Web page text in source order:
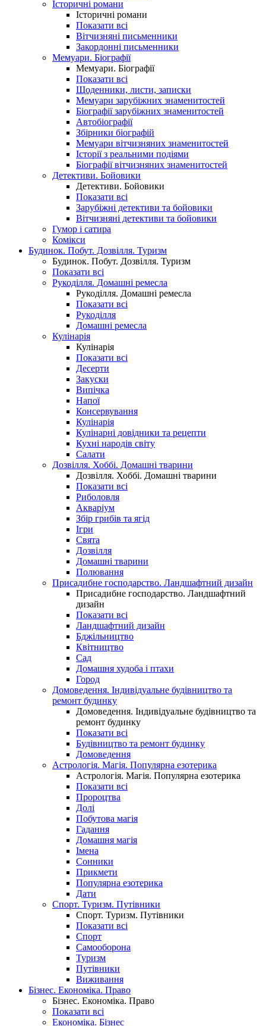
Історичні романи
Історичні романи
Показати всі
Вітчизняні письменники
Закордонні письменники
Мемуари. Біографії
Мемуари. Біографії
Показати всі
Щоденники, листи, записки
Мемуари зарубіжних знаменитостей
Біографії зарубіжних знаменитостей
Автобіографії
Збірники біографій
Мемуари вітчизняних знаменитостей
Історії з реальними подіями
Біографії вітчизняних знаменитостей
Детективи. Бойовики
Детективи. Бойовики
Показати всі
Зарубіжні детективи та бойовики
Вітчизняні детективи та бойовики
Гумор і сатира
Комікси
Будинок. Побут. Дозвілля. Туризм
Будинок. Побут. Дозвілля. Туризм
Показати всі
Рукоділля. Домашні ремесла
Рукоділля. Домашні ремесла
Показати всі
Рукоділля
Домашні ремесла
Кулінарія
Кулінарія
Показати всі
Десерти
Закуски
Випічка
Напої
Консервування
Кулінарія
Кулінарні довідники та рецепти
Кухні народів світу
Салати
Дозвілля. Хоббі. Домашні тварини
Дозвілля. Хоббі. Домашні тварини
Показати всі
Риболовля
Акваріум
Збір грибів та ягід
Ігри
Свята
Дозвілля
Домашні тварини
Полювання
Присадибне господарство. Ландшафтний дизайн
Присадибне господарство. Ландшафтний
дизайн
Показати всі
Ландшафтний дизайн
Бджільництво
Квітництво
Сад
Домашня худоба і птахи
Город
Домоведення. Індивідуальне будівництво та
ремонт будинку
Домоведення. Індивідуальне будівництво та
ремонт будинку
Показати всі
Будівництво та ремонт будинку
Домоведення
Астрологія. Магія. Популярна езотерика
Астрологія. Магія. Популярна езотерика
Показати всі
Пророцтва
Долі
Побутова магія
Гадання
Домашня магія
Імена
Сонники
Прикмети
Популярна езотерика
Дати
Спорт. Туризм. Путівники
Спорт. Туризм. Путівники
Показати всі
Спорт
Самооборона
Туризм
Путівники
Виживання
Бізнес. Економіка. Право
Бізнес. Економіка. Право
Показати всі
Економіка. Бізнес